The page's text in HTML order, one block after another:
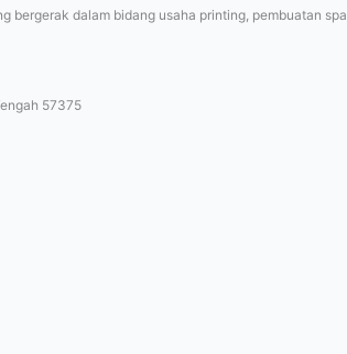
dalam bidang usaha printing, pembuatan
57375